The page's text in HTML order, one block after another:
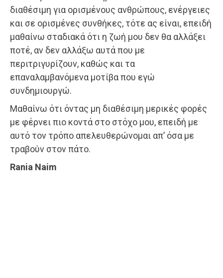
διαθέσιμη για ορισμένους ανθρώπους, ενέργειες
και σε ορισμένες συνθήκες, τότε ας είναι, επειδή
μαθαίνω σταδιακά ότι η ζωή μου δεν θα αλλάξει
ποτέ, αν δεν αλλάξω αυτά που με
περιτριγυρίζουν, καθώς και τα
επαναλαμβανόμενα μοτίβα που εγώ
συνδημιουργώ.
Μαθαίνω ότι όντας μη διαθέσιμη μερικές φορές
με φέρνει πιο κοντά στο στόχο μου, επειδή με
αυτό τον τρόπο απελευθερώνομαι απ’ όσα με
τραβούν στον πάτο.
Rania Naim